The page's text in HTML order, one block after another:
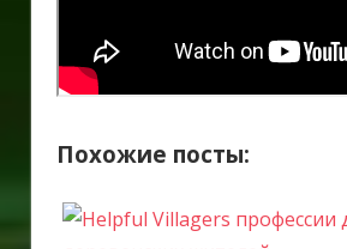
Похожие посты: